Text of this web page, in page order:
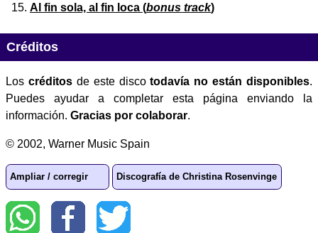
Al fin sola, al fin loca (bonus track)
Créditos
Los créditosde este discotodavía no están disponibles.
Puedes ayudar a completar esta página enviando la
información. Gracias por colaborar.
© 2002, Warner Music Spain
Ampliar / corregir Discografía de Christina Rosenvinge